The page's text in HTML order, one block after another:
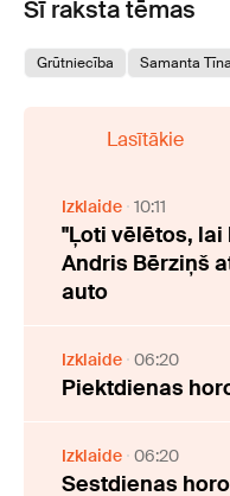
Šī raksta tēmas
Grūtniecība Samanta Tīna
Lasītākie
Izklaide 10:11
"Ļoti vēlētos, lai
Andris Bērziņš
auto
Izklaide 06:20
Piektdienas
Izklaide 06:20
Sestdienas